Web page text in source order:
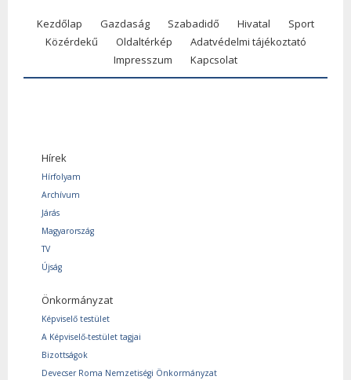
Kezdőlap Gazdaság Szabadidő Hivatal
Sport
Közérdekű
Oldaltérkép
Adatvédelmi tájékoztató
Impresszum
Kapcsolat
Hírek
Hírfolyam
Archívum
Járás
Magyarország
TV
Újság
Önkormányzat
Képviselő testület
A Képviselő-testület tagjai
Bizottságok
Devecser Roma Nemzetiségi Önkormányzat